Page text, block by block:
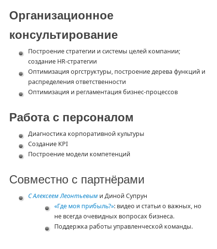
Организационное
консультирование
Построение стратегии и системы целей компании;
создание HR-стратегии
Оптимизация оргструктуры, построение дерева функций и
распределения ответственности
Оптимизация и регламентация бизнес-процессов
Работа с персоналом
Диагностика корпоративной культуры
Создание KPI
Построение модели компетенций
Совместно с партнёрами
С Алексеем Леонтьевыми Диной Супрун
«Где моя прибыль?»: видео и статьи о важных, но
не всегда очевидных вопросах бизнеса.
Поддержка работы управленческой команды.